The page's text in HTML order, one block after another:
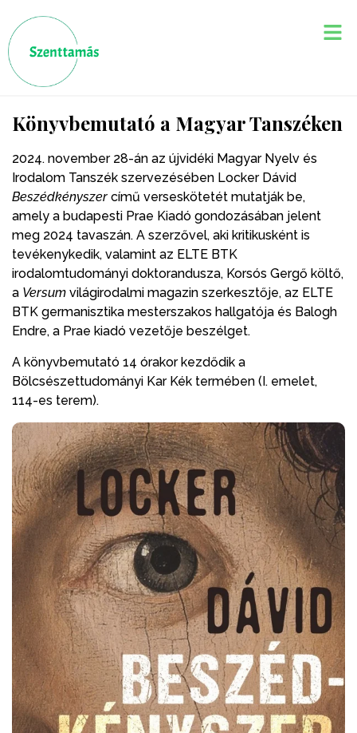
Könyvbemutató a Magyar Tanszéken
2024. november 28-án az újvidéki Magyar Nyelv és
Irodalom Tanszék szervezésében Locker Dávid
Beszédkényszer című verseskötetét mutatják be,
amely a budapesti Prae Kiadó gondozásában jelent
meg 2024 tavaszán. A szerzővel, aki kritikusként is
tevékenykedik, valamint az ELTE BTK
irodalomtudományi doktorandusza, Korsós Gergő költő,
a Versum világirodalmi magazin szerkesztője, az ELTE
BTK germanisztika mesterszakos hallgatója és Balogh
Endre, a Prae kiadó vezetője beszélget.
A könyvbemutató 14 órakor kezdődik a
Bölcsészettudományi Kar Kék termében (I. emelet,
114-es terem).